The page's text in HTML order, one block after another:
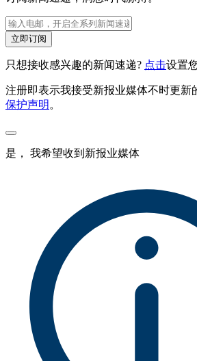
立即订阅
只想接收感兴趣的新闻速递? 点击设置
注册即表示我接受新报业媒体不时更新
保护声明。
是， 我希望收到新报业媒体